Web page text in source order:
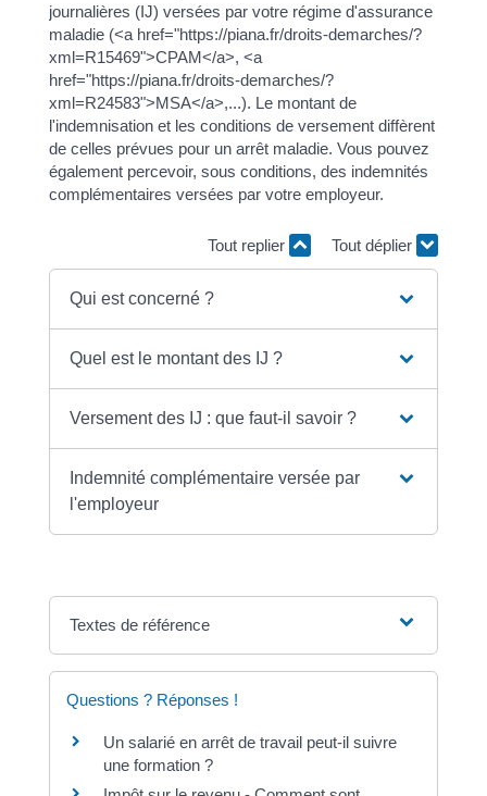
journalières (IJ) versées par votre régime d'assurance
maladie (<a href="https://piana.fr/droits-demarches/?
xml=R15469">CPAM</a>, <a
href="https://piana.fr/droits-demarches/?
xml=R24583">MSA</a>,...). Le montant de
l'indemnisation et les conditions de versement diffèrent
de celles prévues pour un arrêt maladie. Vous pouvez
également percevoir, sous conditions, des indemnités
complémentaires versées par votre employeur.
Tout replier Tout déplier
Qui est concerné ?
Quel est le montant des IJ ?
Versement des IJ : que faut-il savoir ?
Indemnité complémentaire versée par
l'employeur
Textes de référence
Questions ? Réponses !
Un salarié en arrêt de travail peut-il suivre
une formation ?